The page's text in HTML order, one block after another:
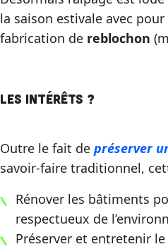
la saison estivale avec
fabrication de reblochon
Les intérêts ?
Outre le fait de préserver
savoir-faire traditionnel,
Rénover les bâtiments
respectueux de
Préserver et entretenir